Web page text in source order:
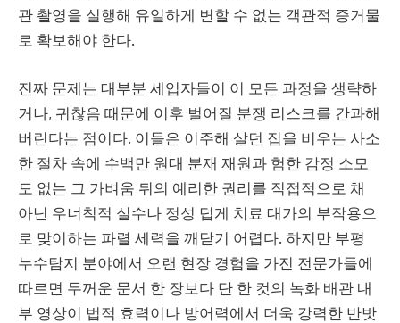
관 촬영을 실행해 유일하게 변할 수 없는 객관적 증거물
로 확보해야 한다.
진짜 문제는 대부분 세입자들이 이 모든 과정을 생략하
거나, 귀찮음 때문에 이후 벌어질 분쟁 리스크를 간과해
버린다는 점이다. 이들은 이주해 살던 집을 비우는 사소
한 절차 속에 수백만 원대 분재 재원과 험한 감정 소모
도 없는 그 가벼움 뒤의 예리한 권리를 직접적으로 채
아닌 우너칙적 실수나 정성 덥게 치료 대가의 부작용으
로 맞이하는 파렬 세력을 깨닫기 어렵다. 하지만 부평
누수탐지 분야에서 오랜 현장 경험을 가진 전문가들에
따르면 두꺼운 문서 한 장보다 단 한 컷의 녹화 배관 내
부 영상이 법적 효력이나 방어력에서 더욱 강력한 반밧